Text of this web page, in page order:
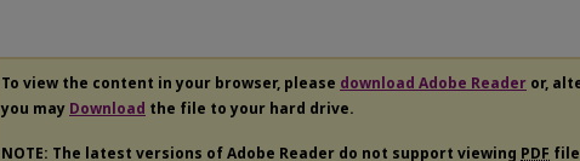
To view the content in your browser, please download Adobe Reader or,
you may Download the file to your hard drive.
NOTE: The latest versions of Adobe Reader do not support viewing PDF